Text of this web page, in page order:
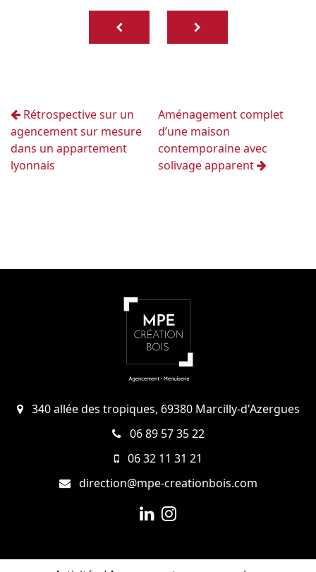
Rétrospective sur un
agencement sur mesure
dans un appartement
lyonnais
Aménagement complet
d’une maison
contemporaine avec
solivage apparent
340 allée des tropiques, 69380 Marcilly-d'Azergues
06 89 57 35 22
06 32 11 31 21
direction@mpe-creationbois.com